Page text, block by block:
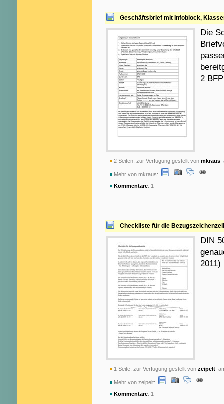
Geschäftsbrief mit Infoblock,
Die
2
2 Seiten, zur Verfügung gestellt von mkraus
Mehr von mkraus:
Kommentare: 1
Checkliste für die
DIN
2011)
1 Seite, zur Verfügung gestellt von zeipelt
Mehr von zeipelt:
Kommentare: 1